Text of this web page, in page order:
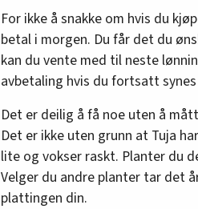
For ikke å snakke om hvis du
betal i morgen. Du får det du
kan du vente med til neste
avbetaling hvis du fortsatt
Det er deilig å få noe uten å
Det er ikke uten grunn at Tuja
lite og vokser raskt. Planter du
Velger du andre planter tar det
plattingen din.